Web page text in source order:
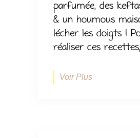
parfumée, des
& un houmous
lécher les doigts !
réaliser ces
Voir Plus